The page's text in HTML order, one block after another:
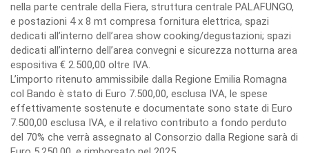
nella parte centrale della Fiera, struttura centrale PALAFUNGO,
e postazioni 4 x 8 mt compresa fornitura elettrica, spazi
dedicati all’interno dell’area show cooking/degustazioni; spazi
dedicati all’interno dell’area convegni e sicurezza notturna area
espositiva € 2.500,00 oltre IVA.
L’importo ritenuto ammissibile dalla Regione Emilia Romagna
col Bando è stato di Euro 7.500,00, esclusa IVA, le spese
effettivamente sostenute e documentate sono state di Euro
7.500,00 esclusa IVA, e il relativo contributo a fondo perduto
del 70% che verrà assegnato al Consorzio dalla Regione sarà di